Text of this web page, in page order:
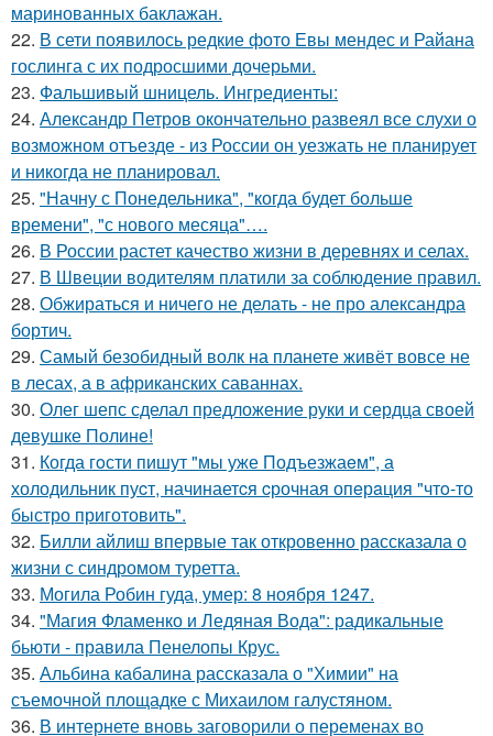
маринованных баклажан.
22. В сети появилось редкие фото Евы мендес и Райана
гослинга с их подросшими дочерьми.
23. Фальшивый шницель. Ингредиенты:
24. Александр Петров окончательно развеял все слухи о
возможном отъезде - из России он уезжать не планирует
и никогда не планировал.
25. "Начну с Понедельника", "когда будет больше
времени", "с нового месяца"….
26. В России растет качество жизни в деревнях и селах.
27. В Швеции водителям платили за соблюдение правил.
28. Обжираться и ничего не делать - не про александра
бортич.
29. Самый безобидный волк на планете живёт вовсе не
в лесах, а в африканских саваннах.
30. Олег шепс сделал предложение руки и сердца своей
девушке Полине!
31. Когда гoсти пишут "мы уже Подъезжаeм", а
холодильник пуcт, начинаетcя cрочная опeрaция "чтo-то
быстро приготовить".
32. Билли айлиш впервые так откровенно рассказала о
жизни с синдромом туретта.
33. Могила Робин гуда, умер: 8 ноября 1247.
34. "Магия Фламенко и Ледяная Вода": радикальные
бьюти - правила Пенелопы Крус.
35. Альбина кабалина рассказала о "Химии" на
съемочной площадке с Михаилом галустяном.
36. В интернете вновь заговорили о переменах во